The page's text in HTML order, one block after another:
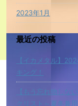
2023年1月
最近の投稿
【イカメタル】
キング！
【もう忘れ物しな
クリスト～夏冬兼